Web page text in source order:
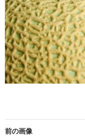
前の画像